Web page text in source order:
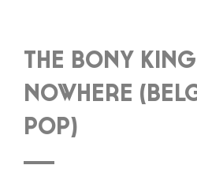
THE BONY
NOWHERE
POP)